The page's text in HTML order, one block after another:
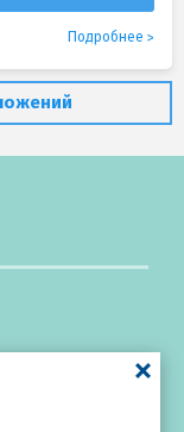
Подробнее